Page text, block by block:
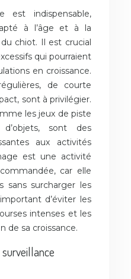
est indispensable,
à l’âge et à la
chiot. Il est crucial
qui pourraient
en croissance.
de courte
sont à privilégier.
les jeux de piste
sont des
aux activités
est une activité
car elle
sans surcharger les
d’éviter les
intenses et les
de sa croissance.
surveillance